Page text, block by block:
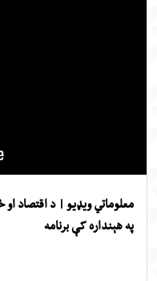
ویډیو | د اقتصاد او
هېنداره کې برنامه